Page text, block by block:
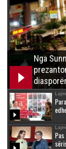
Nga